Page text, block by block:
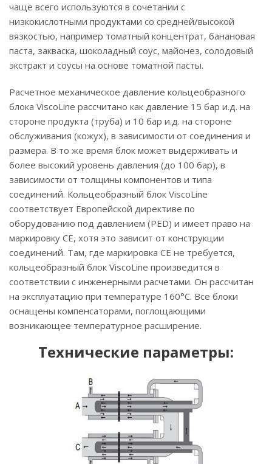
чаще всего используются в сочетании с
низкокислотными продуктами со средней/высокой
вязкостью, например томатный концентрат, банановая
паста, закваска, шоколадный соус, майонез, солодовый
экстракт и соусы на основе томатной пасты.
Расчетное механическое давление кольцеобразного
блока ViscoLine рассчитано как давление 15 бар и.д. на
стороне продукта (труба) и 10 бар и.д. на стороне
обслуживания (кожух), в зависимости от соединения и
размера. В то же время блок может выдерживать и
более высокий уровень давления (до 100 бар), в
зависимости от толщины компонентов и типа
соединений. Кольцеобразный блок ViscoLine
соответствует Европейской директиве по
оборудованию под давлением (PED) и имеет право на
маркировку CE, хотя это зависит от конструкции
соединений. Там, где маркировка CE не требуется,
кольцеобразный блок ViscoLine произведится в
соответствии с инженерными расчетами. Он рассчитан
на эксплуатацию при температуре 160°C. Все блоки
оснащены компенсаторами, поглощающими
возникающее температурное расширение.
Технические параметры: